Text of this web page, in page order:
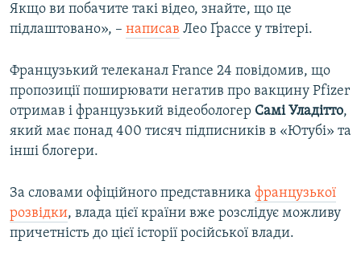
Якщо ви побачите такі відео, знайте, що це
підлаштовано», – написав Лео Ґрассе у твітері.
Французький телеканал France 24 повідомив, що
пропозиції поширювати негатив про вакцину Pfizer
отримав і французький відеобологер Самі Уладітто,
який має понад 400 тисяч підписників в «Ютубі» та
інші блогери.
За словами офіційного представника французької
розвідки, влада цієї країни вже розслідує можливу
причетність до цієї історії російської влади.